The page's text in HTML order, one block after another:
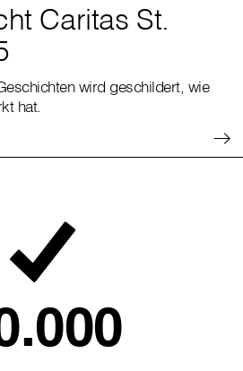
Caritas St.
wird geschildert, wie
hat.